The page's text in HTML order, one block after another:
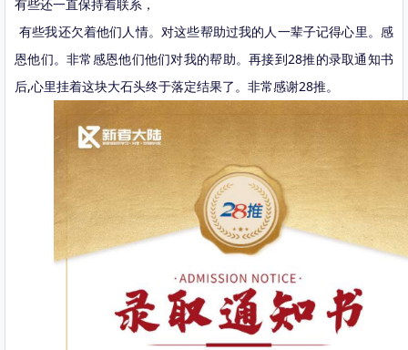
有些还一直保持着联系，
有些我还欠着他们人情。对这些帮助过我的人一辈子记得心里。感
恩他们。非常感恩他们他们对我的帮助。再接到28推的录取通知书
后,心里挂着这块大石头终于落定结果了。非常感谢28推。